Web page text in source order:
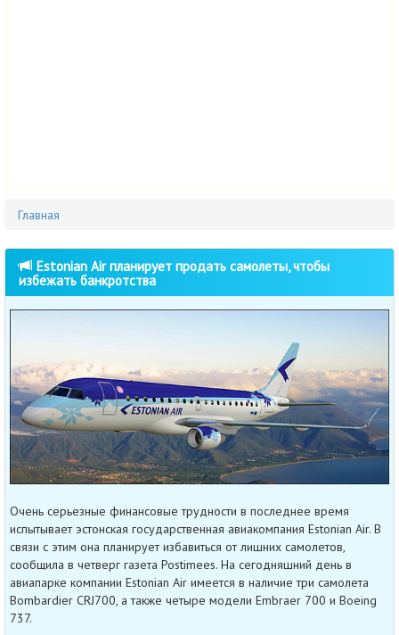
Главная
Estonian Air планирует продать самолеты, чтобы
избежать банкротства
Очень серьезные финансовые трудности в последнее время
испытывает эстонская государственная авиакомпания Estonian Air. В
связи с этим она планирует избавиться от лишних самолетов,
сообщила в четверг газета Postimees. На сегодняшний день в
авиапарке компании Estonian Air имеется в наличие три самолета
Bombardier CRJ700, а также четыре модели Embraer 700 и Boeing
737.